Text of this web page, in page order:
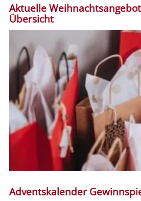
Aktuelle
Übersicht
Adventskalender